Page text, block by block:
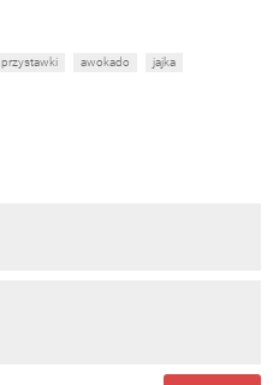
przystawki awokado jajka